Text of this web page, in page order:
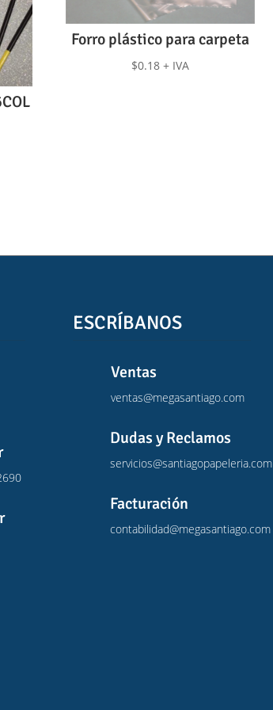
Forro plástico para carpeta
$0.18 + IVA
ESCRÍBANOS
Ventas
ventas@megasantiago.com
Dudas y Reclamos
servicios@santiagopapeleria.com
Facturación
contabilidad@megasantiago.com